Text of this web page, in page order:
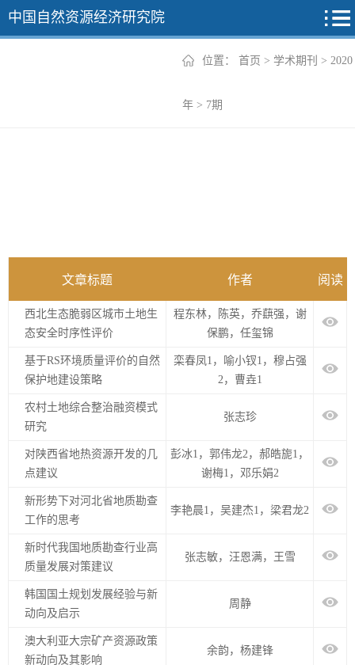
中国自然资源经济研究院
+
位置： 首页 > 学术期刊 > 2020
年 > 7期
文章标题 作者 阅读
西北生态脆弱区城市土地生
态安全时序性评价
程东林，陈英，乔蕻强，谢
保鹏，任玺锦
基于RS环境质量评价的自然
保护地建设策略
栾春凤1，喻小钗1，穆占强
2，曹垚1
农村土地综合整治融资模式
研究
张志珍
对陕西省地热资源开发的几
点建议
彭冰1，郭伟龙2，郝皓旎1，
谢梅1，邓乐娟2
新形势下对河北省地质勘查
工作的思考
李艳晨1，吴建杰1，梁君龙2
新时代我国地质勘查行业高
质量发展对策建议
张志敏，汪恩满，王雪
韩国国土规划发展经验与新
动向及启示
周静
澳大利亚大宗矿产资源政策
新动向及其影响
余韵，杨建锋